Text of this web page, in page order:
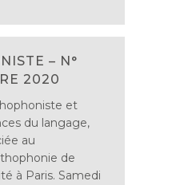
– N°
2020
et
du langage,
au
de
à Paris. Samedi